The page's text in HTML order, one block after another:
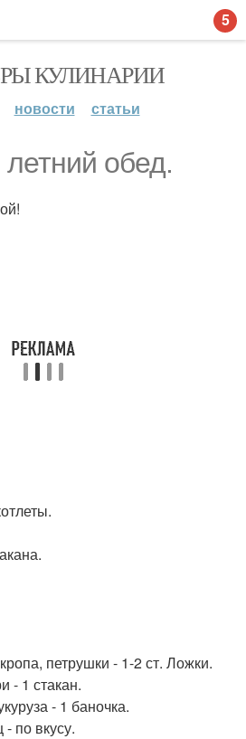
КУЛИНАРИИ
новости статьи
обед.
петрушки - 1-2 ст. Ложки.
- 1 стакан.
- 1 баночка.
по вкусу.
5